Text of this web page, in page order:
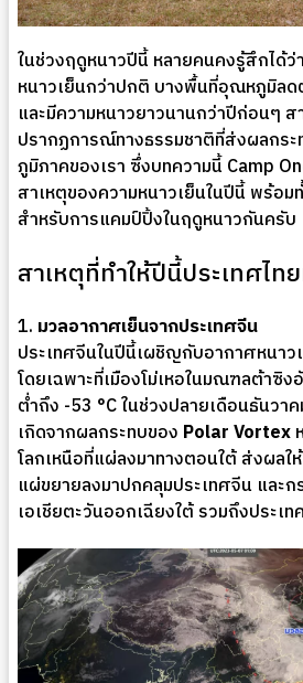
ในช่วงฤดูหนาวปีนี้ หลายคนคงรู้สึกได้ว่
หนาวเย็นกว่าปกติ บางพื้นที่อุณหภูมิลด
และมีความหนาวยาวนานกว่าปีก่อนๆ ส
ปรากฏการณ์ทางธรรมชาติที่ส่งผลกร
ภูมิภาคของเรา ซึ่งบทความนี้ Camp
สาเหตุของความหนาวเย็นในปีนี้ พร้อม
สำหรับการแคมป์ปิ้งในฤดูหนาวกันครับ
สาเหตุที่ทำให้ปีนี้ประเทศไ
1. มวลอากาศเย็นจากประเทศจีน
ประเทศจีนในปีนี้เผชิญกับอากาศหนา
โดยเฉพาะที่เมืองโม่เหอในมณฑลต้าซิ
ต่ำถึง -53 °C ในช่วงปลายเดือนธันว
เกิดจากผลกระทบของ Polar Vortex
โลกเหนือที่แผ่ลงมาทางตอนใต้ ส่งผลใ
แผ่ขยายลงมาปกคลุมประเทศจีน และ
เอเชียตะวันออกเฉียงใต้ รวมถึงประเ